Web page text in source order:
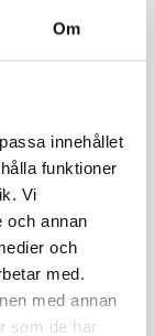
Om
innehållet
funktioner
Vi
och annan
och
med.
med annan
som de har